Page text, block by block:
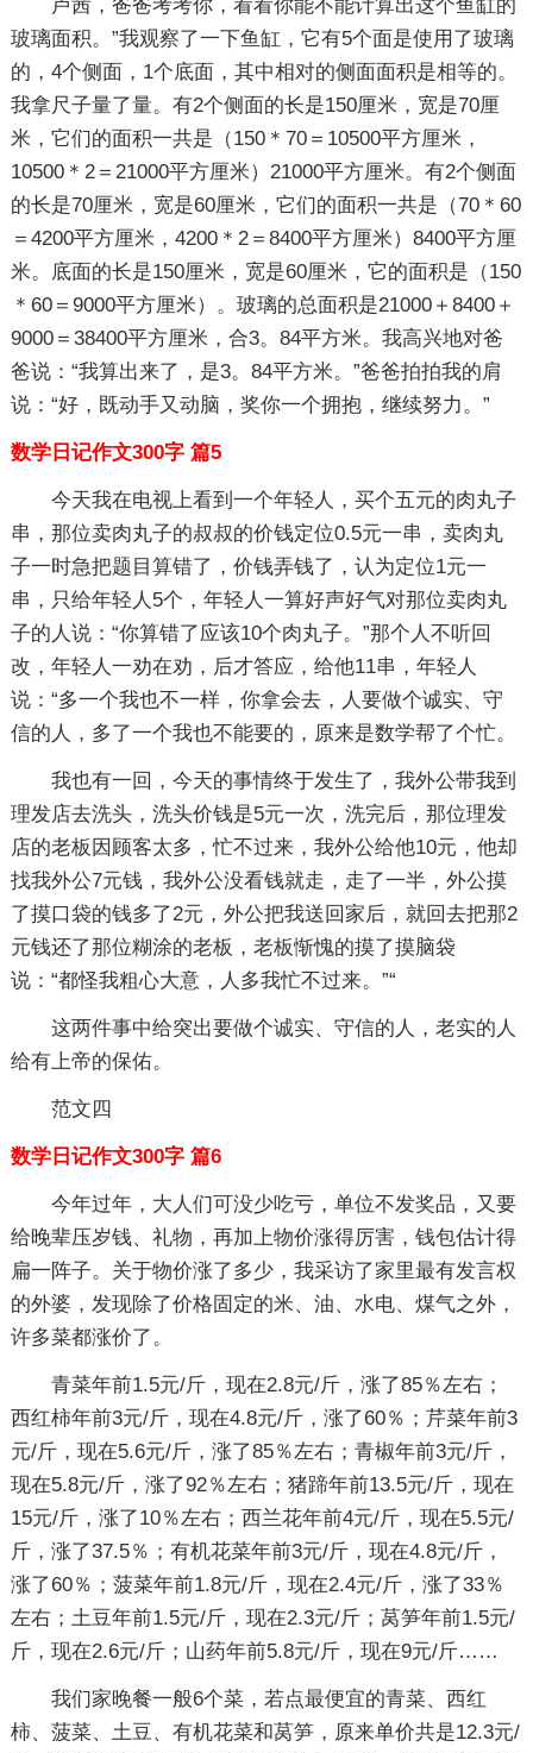
卢茜，爸爸考考你，看看你能不能计算出这个鱼缸的
玻璃面积。”我观察了一下鱼缸，它有5个面是使用了玻璃
的，4个侧面，1个底面，其中相对的侧面面积是相等的。
我拿尺子量了量。有2个侧面的长是150厘米，宽是70厘
米，它们的面积一共是（150＊70＝10500平方厘米，
10500＊2＝21000平方厘米）21000平方厘米。有2个侧面
的长是70厘米，宽是60厘米，它们的面积一共是（70＊60
＝4200平方厘米，4200＊2＝8400平方厘米）8400平方厘
米。底面的长是150厘米，宽是60厘米，它的面积是（150
＊60＝9000平方厘米）。玻璃的总面积是21000＋8400＋
9000＝38400平方厘米，合3。84平方米。我高兴地对爸
爸说：“我算出来了，是3。84平方米。”爸爸拍拍我的肩
说：“好，既动手又动脑，奖你一个拥抱，继续努力。”
数学日记作文300字 篇5
今天我在电视上看到一个年轻人，买个五元的肉丸子
串，那位卖肉丸子的叔叔的价钱定位0.5元一串，卖肉丸
子一时急把题目算错了，价钱弄钱了，认为定位1元一
串，只给年轻人5个，年轻人一算好声好气对那位卖肉丸
子的人说：“你算错了应该10个肉丸子。”那个人不听回
改，年轻人一劝在劝，后才答应，给他11串，年轻人
说：“多一个我也不一样，你拿会去，人要做个诚实、守
信的人，多了一个我也不能要的，原来是数学帮了个忙。
我也有一回，今天的事情终于发生了，我外公带我到
理发店去洗头，洗头价钱是5元一次，洗完后，那位理发
店的老板因顾客太多，忙不过来，我外公给他10元，他却
找我外公7元钱，我外公没看钱就走，走了一半，外公摸
了摸口袋的钱多了2元，外公把我送回家后，就回去把那2
元钱还了那位糊涂的老板，老板惭愧的摸了摸脑袋
说：“都怪我粗心大意，人多我忙不过来。”“
这两件事中给突出要做个诚实、守信的人，老实的人
给有上帝的保佑。
范文四
数学日记作文300字 篇6
今年过年，大人们可没少吃亏，单位不发奖品，又要
给晚辈压岁钱、礼物，再加上物价涨得厉害，钱包估计得
扁一阵子。关于物价涨了多少，我采访了家里最有发言权
的外婆，发现除了价格固定的米、油、水电、煤气之外，
许多菜都涨价了。
青菜年前1.5元/斤，现在2.8元/斤，涨了85％左右；
西红柿年前3元/斤，现在4.8元/斤，涨了60％；芹菜年前3
元/斤，现在5.6元/斤，涨了85％左右；青椒年前3元/斤，
现在5.8元/斤，涨了92％左右；猪蹄年前13.5元/斤，现在
15元/斤，涨了10％左右；西兰花年前4元/斤，现在5.5元/
斤，涨了37.5％；有机花菜年前3元/斤，现在4.8元/斤，
涨了60％；菠菜年前1.8元/斤，现在2.4元/斤，涨了33％
左右；土豆年前1.5元/斤，现在2.3元/斤；莴笋年前1.5元/
斤，现在2.6元/斤；山药年前5.8元/斤，现在9元/斤……
我们家晚餐一般6个菜，若点最便宜的青菜、西红
柿、菠菜、土豆、有机花菜和莴笋，原来单价共是12.3元/